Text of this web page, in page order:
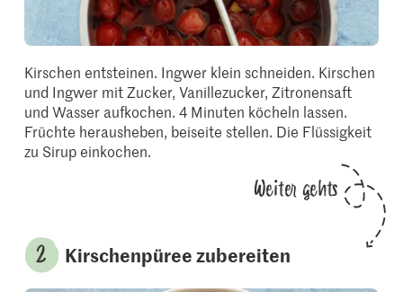
Kirschen entsteinen. Ingwer klein schneiden. Kirschen
und Ingwer mit Zucker, Vanillezucker, Zitronensaft
und Wasser aufkochen. 4 Minuten köcheln lassen.
Früchte herausheben, beiseite stellen. Die Flüssigkeit
zu Sirup einkochen.
Weiter gehts
Kirschenpüree zubereiten